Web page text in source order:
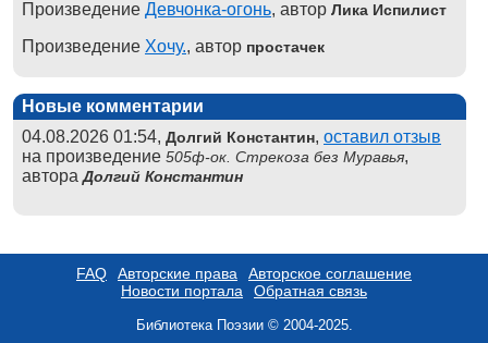
Произведение Девчонка-огонь, автор Лика Испилист
Произведение Хочу., автор простачек
Новые комментарии
04.08.2026 01:54, Долгий Константин, оставил отзыв
на произведение 505ф-ок. Стрекоза без Муравья,
автораДолгий Константин
FAQ Авторские права
Авторское соглашение
Новости портала
Обратная связь
Библиотека Поэзии © 2004-2025.